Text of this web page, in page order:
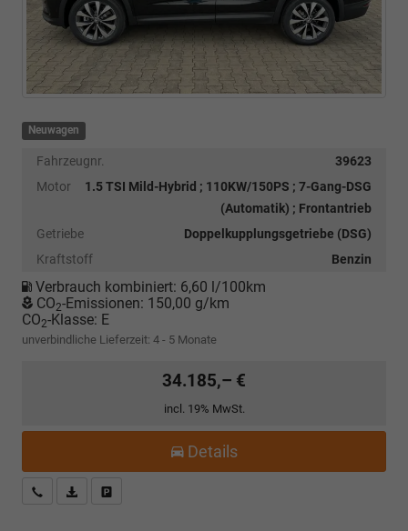
Neuwagen
Fahrzeugnr.
39623
Motor
1.5 TSI Mild-Hybrid ; 110KW/150PS ; 7-Gang-DSG
(Automatik) ; Frontantrieb
Getriebe
Doppelkupplungsgetriebe (DSG)
Kraftstoff
Benzin
Verbrauch kombiniert: 6,60 l/100km
CO2-Emissionen: 150,00 g/km
CO2-Klasse: E
unverbindliche Lieferzeit: 4 - 5 Monate
34.185,– €
incl. 19% MwSt.
Details
Kostenloser Rückruf-Service
PDF-Datei, Fahrzeugexposé drucken